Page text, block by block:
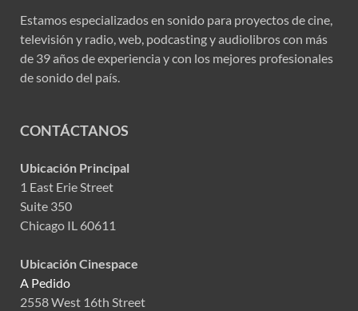
Estamos especializados en sonido para proyectos de cine,
televisión y radio, web, podcasting y audiolibros con más
de 39 años de experiencia y con los mejores profesionales
de sonido del país.
CONTÁCTANOS
Ubicación Principal
1 East Erie Street
Suite 350
Chicago IL 60611
Ubicación Cinespace
A Pedido
2558 West 16th Street